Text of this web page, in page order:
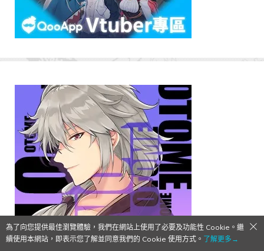
為了向您提供最佳瀏覽體驗，我們在網站上使用了必要及功能性 Cookie。繼
續使用本網站，即表示您了解並同意我們的 Cookie 使用方式。 了解更多→